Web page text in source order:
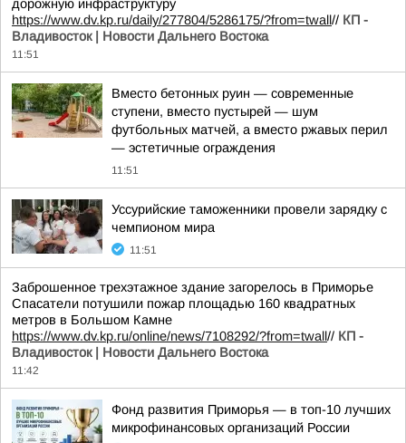
дорожную инфраструктуру
https://www.dv.kp.ru/daily/277804/5286175/?from=twall// КП -
Владивосток | Новости Дальнего Востока
11:51
Вместо бетонных руин — современные
ступени, вместо пустырей — шум
футбольных матчей, а вместо ржавых перил
— эстетичные ограждения
11:51
Уссурийские таможенники провели зарядку с
чемпионом мира
11:51
Заброшенное трехэтажное здание загорелось в Приморье
Спасатели потушили пожар площадью 160 квадратных
метров в Большом Камне
https://www.dv.kp.ru/online/news/7108292/?from=twall// КП -
Владивосток | Новости Дальнего Востока
11:42
Фонд развития Приморья — в топ-10 лучших
микрофинансовых организаций России